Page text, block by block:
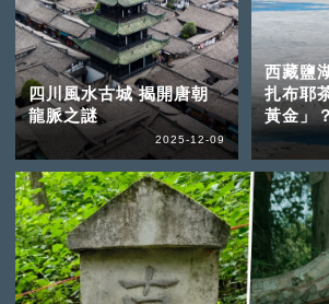
四川風水古城 揭開唐朝
龍脈之謎
2025-12-09
西藏鹽
扎布耶
黃金」？